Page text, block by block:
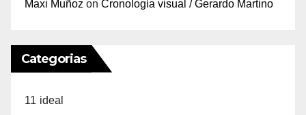
Maxi Muñoz on Cronología visual / Gerardo Martino
Categorias
11 ideal